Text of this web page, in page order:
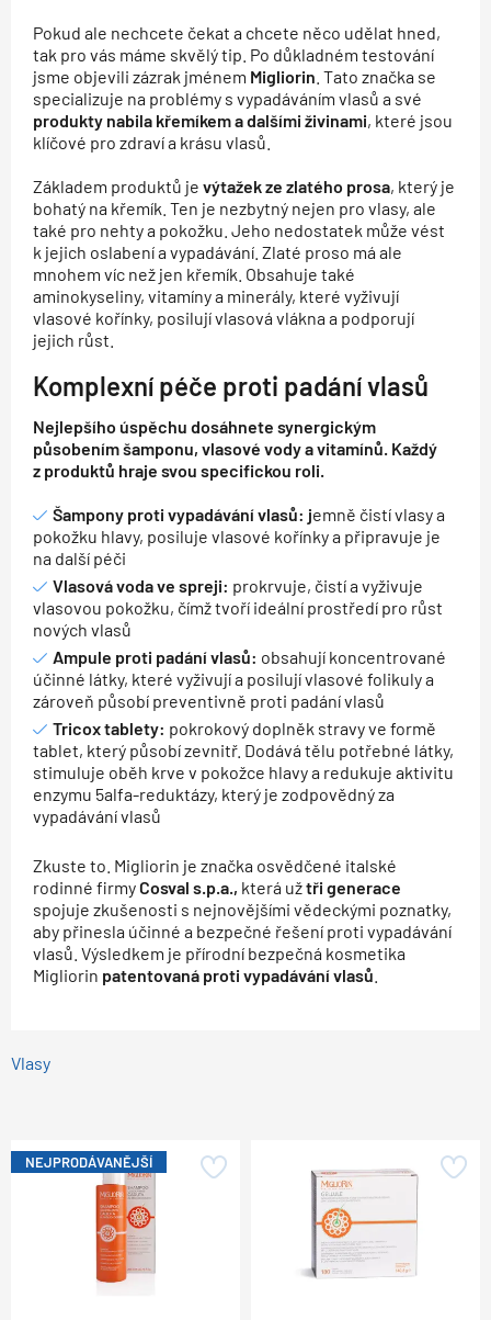
Pokud ale nechcete čekat a chcete něco udělat hned,
tak pro vás máme skvělý tip. Po důkladném testování
jsme objevili zázrak jménem Migliorin . Tato značka se
specializuje na problémy s vypadáváním vlasů a své
produkty nabila křemíkem a dalšími živinami, které jsou
klíčové pro zdraví a krásu vlasů.
Základem produktů je výtažek ze zlatého prosa, který je
bohatý na křemík. Ten je nezbytný nejen pro vlasy, ale
také pro nehty a pokožku. Jeho nedostatek může vést
k jejich oslabení a vypadávání. Zlaté proso má ale
mnohem víc než jen křemík. Obsahuje také
aminokyseliny, vitamíny a minerály, které vyživují
vlasové kořínky, posilují vlasová vlákna a podporují
jejich růst.
Komplexní péče proti padání vlasů
Nejlepšího úspěchu dosáhnete synergickým
působením šamponu, vlasové vody a vitamínů. Každý
z produktů hraje svou specifickou roli.
Šampony proti vypadávání vlasů: jemně čistí vlasy a
pokožku hlavy, posiluje vlasové kořínky a připravuje je
na další péči
Vlasová voda ve spreji: prokrvuje, čistí a vyživuje
vlasovou pokožku, čímž tvoří ideální prostředí pro růst
nových vlasů
Ampule proti padání vlasů: obsahují koncentrované
účinné látky, které vyživují a posilují vlasové folikuly a
zároveň působí preventivně proti padání vlasů
Tricox tablety: pokrokový doplněk stravy ve formě
tablet, který působí zevnitř. Dodává tělu potřebné látky,
stimuluje oběh krve v pokožce hlavy a redukuje aktivitu
enzymu 5alfa-reduktázy, který je zodpovědný za
vypadávání vlasů
Zkuste to. Migliorin je značka osvědčené italské
rodinné firmyCosval s.p.a., která užtři generace
spojuje zkušenosti s nejnovějšími vědeckými poznatky,
aby přinesla účinné a bezpečné řešení proti vypadávání
vlasů. Výsledkem je přírodní bezpečná kosmetika
Migliorin patentovaná proti vypadávání vlasů
Vlasy
NEJPRODÁVANĚJŠÍ